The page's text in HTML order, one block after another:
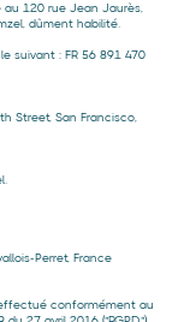
120 rue Jean Jaurès,
dûment habilité.
suivant : FR 56 891 470
Street, San Francisco,
Perret, France
conformément au